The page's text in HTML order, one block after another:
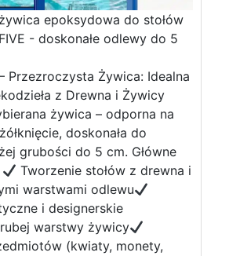
epoksydowa do stołów
- doskonałe odlewy do 5
Przezroczysta Żywica: Idealna
z Drewna i Żywicy
żywica – odporna na
doskonała do
grubości do 5 cm. Główne
Tworzenie stołów z drewna i
warstwami odlewu
i designerskie
warstwy żywicy
(kwiaty, monety,